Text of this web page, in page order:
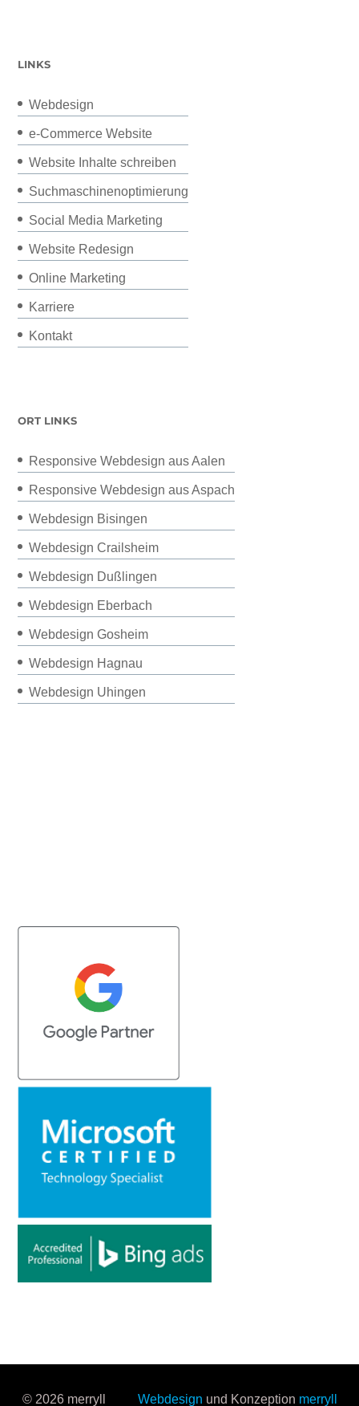
LINKS
Webdesign
e-Commerce Website
Website Inhalte schreiben
Suchmaschinenoptimierung
Social Media Marketing
Website Redesign
Online Marketing
Karriere
Kontakt
ORT LINKS
Responsive Webdesign aus Aalen
Responsive Webdesign aus Aspach
Webdesign Bisingen
Webdesign Crailsheim
Webdesign Dußlingen
Webdesign Eberbach
Webdesign Gosheim
Webdesign Hagnau
Webdesign Uhingen
© 2026 merryll Webdesign und Konzeption merryll